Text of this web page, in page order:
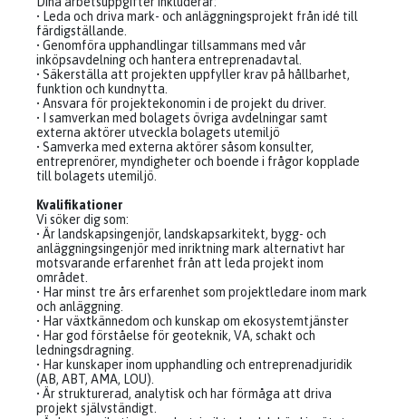
• Leda och driva mark- och anläggningsprojekt från idé till
färdigställande.
• Genomföra upphandlingar tillsammans med vår
inköpsavdelning och hantera entreprenadavtal.
• Säkerställa att projekten uppfyller krav på hållbarhet,
funktion och kundnytta.
• Ansvara för projektekonomin i de projekt du driver.
• I samverkan med bolagets övriga avdelningar samt
externa aktörer utveckla bolagets utemiljö
• Samverka med externa aktörer såsom konsulter,
entreprenörer, myndigheter och boende i frågor kopplade
till bolagets utemiljö.
Kvalifikationer
Vi söker dig som:
• Är landskapsingenjör, landskapsarkitekt, bygg- och
anläggningsingenjör med inriktning mark alternativt har
motsvarande erfarenhet från att leda projekt inom
området.
• Har minst tre års erfarenhet som projektledare inom mark
och anläggning.
• Har växtkännedom och kunskap om ekosystemtjänster
• Har god förståelse för geoteknik, VA, schakt och
ledningsdragning.
• Har kunskaper inom upphandling och entreprenadjuridik
(AB, ABT, AMA, LOU).
• Är strukturerad, analytisk och har förmåga att driva
projekt självständigt.